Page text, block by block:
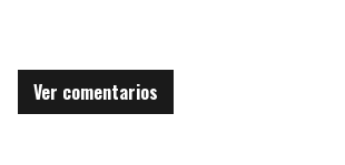
Ver comentarios